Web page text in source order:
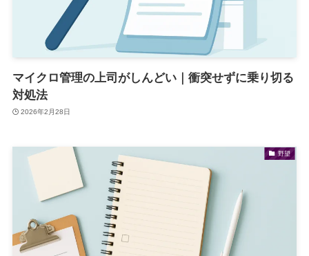
マイクロ管理の上司がしんどい｜衝突せずに乗り切る
対処法
2026年2月28日
野望